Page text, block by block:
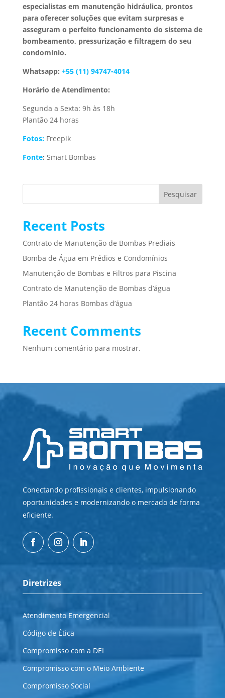
especialistas em manutenção hidráulica, prontos
para oferecer soluções que evitam surpresas e
asseguram o perfeito funcionamento do sistema de
bombeamento, pressurização e filtragem do seu
condomínio.
Whatsapp: +55 (11) 94747-4014
Horário de Atendimento:
Segunda a Sexta: 9h às 18h
Plantão 24 horas
Fotos:Freepik
Fonte: Smart Bombas
Pesquisar
Recent Posts
Contrato de Manutenção de Bombas Prediais
Bomba de Água em Prédios e Condomínios
Manutenção de Bombas e Filtros para Piscina
Contrato de Manutenção de Bombas d’água
Plantão 24 horas Bombas d’água
Recent Comments
Nenhum comentário para mostrar.
Conectando profissionais e clientes, impulsionando
oportunidades e modernizando o mercado de forma
eficiente.
Diretrizes
Atendimento Emergencial
Código de Ética
Compromisso com a DEI
Compromisso com o Meio Ambiente
Compromisso Social